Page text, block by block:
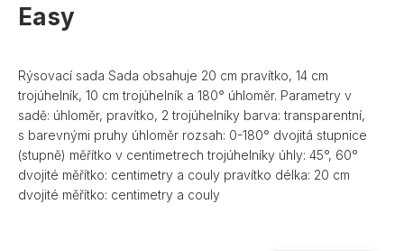
Easy
Rýsovací sada Sada obsahuje 20 cm pravítko, 14 cm
trojúhelník, 10 cm trojúhelník a 180° úhloměr. Parametry v
sadě: úhloměr, pravítko, 2 trojúhelníky barva: transparentní,
s barevnými pruhy úhloměr rozsah: 0-180° dvojitá stupnice
(stupně) měřítko v centimetrech trojúhelníky úhly: 45°, 60°
dvojité měřítko: centimetry a couly pravítko délka: 20 cm
dvojité měřítko: centimetry a couly